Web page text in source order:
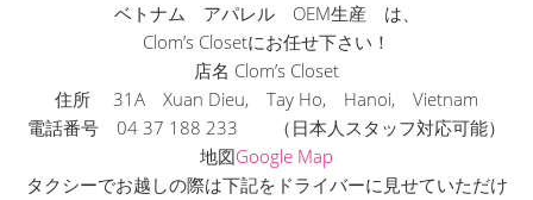
ベトナム アパレル OEM生産 は、
Clom’s Closetにお任せ下さい！
店名 Clom’s Closet
住所 31A Xuan Dieu, Tay Ho, Hanoi, Vietnam
電話番号 04 37 188 233 （日本人スタッフ対応可能）
地図Google Map
タクシーでお越しの際は下記をドライバーに見せていただけ